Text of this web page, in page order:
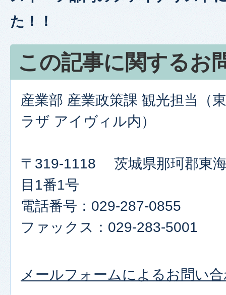
た！！
この記事に関するお
産業部 産業政策課 観光担当（
ラザ アイヴィル内）
〒319-1118 茨城県那珂郡東
目1番1号
電話番号：029-287-0855
ファックス：029-283-5001
メールフォームによるお問い